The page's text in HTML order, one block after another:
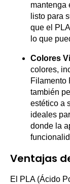
mantenga
listo para
que el
lo que
Colores
colores,
Filamento
también
estético a
ideales
donde la
Ventajas
El PLA (Ácido